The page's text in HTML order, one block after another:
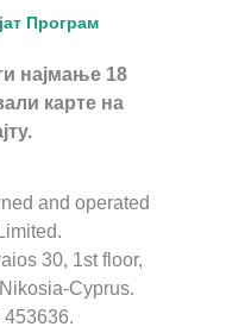
Програм
најмање 18
карте на
and operated
30, 1st floor,
Cyprus.
453636.